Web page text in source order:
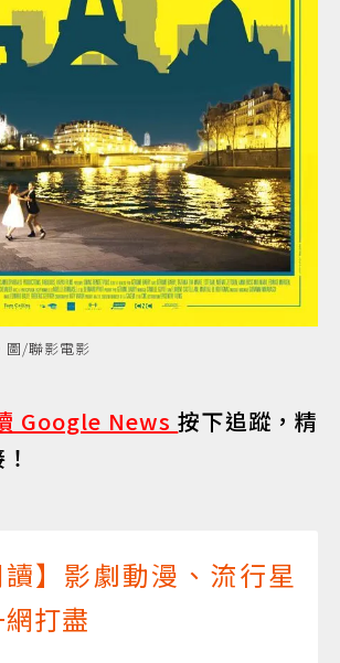
圖/聯影電影
Google News按下追蹤，精
讀】影劇動漫、流行星
打盡